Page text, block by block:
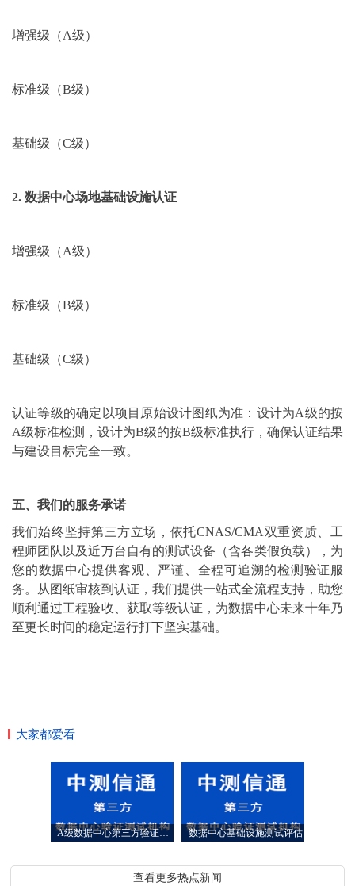
增强级（A级）
标准级（B级）
基础级（C级）
2. 数据中心场地基础设施认证
增强级（A级）
标准级（B级）
基础级（C级）
认证等级的确定以项目原始设计图纸为准：设计为A级的按
A级标准检测，设计为B级的按B级标准执行，确保认证结果
与建设目标完全一致。
五、我们的服务承诺
我们始终坚持第三方立场，依托CNAS/CMA双重资质、工
程师团队以及近万台自有的测试设备（含各类假负载），为
您的数据中心提供客观、严谨、全程可追溯的检测验证服
务。从图纸审核到认证，我们提供一站式全流程支持，助您
顺利通过工程验收、获取等级认证，为数据中心未来十年乃
至更长时间的稳定运行打下坚实基础。
大家都爱看
A级数据中心第三方验证测试服务 数据中心基础设施测试评估
查看更多热点新闻